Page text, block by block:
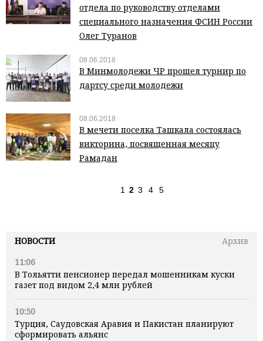
НОВОСТИ
Архив
11:06
В Тольятти пенсионер передал мошенникам куски
газет под видом 2,4 млн рублей
10:50
Турция, Саудовская Аравия и Пакистан планируют
сформировать альянс
отдела по руководству отделами
специального назначения ФСИН России
Олег Туранов
08.06.2018
В Минмолодежи ЧР прошел турнир по
дартсу среди молодежи
08.06.2018
В мечети поселка Ташкала состоялась
викторина, посвященная месяцу
Рамадан
1 2 3 4 5